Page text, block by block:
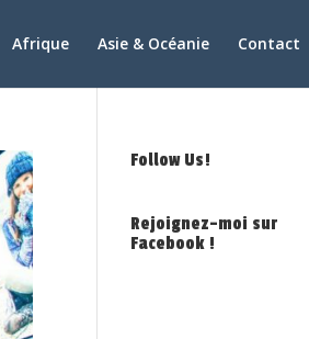
Afrique Asie & Océanie Contact
Follow Us!
Rejoignez-moi sur
Facebook !